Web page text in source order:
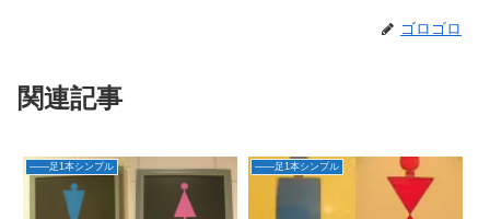
ゴロゴロ
関連記事
――足1本シンプル ――足1本シンプル